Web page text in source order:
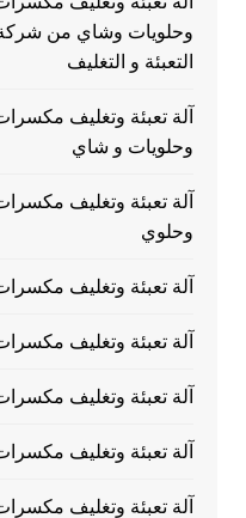
وحلويات وشاي من
التعبئة و التغليف
آلة تعبئة وتغليف
وحلويات و شاي
آلة تعبئة وتغليف
وحلوي
آلة تعبئة وتغليف
آلة تعبئة وتغليف
آلة تعبئة وتغليف
آلة تعبئة وتغليف
آلة تعبئة وتغليف